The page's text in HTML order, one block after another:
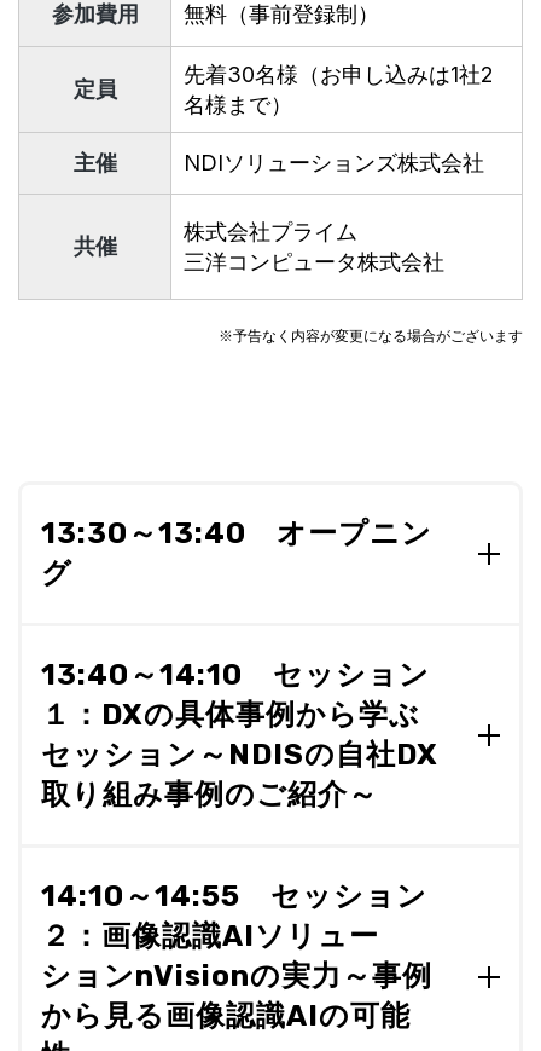
参加費用 無料（事前登録制）
定員
先着30名様（お申し込みは1社2
名様まで）
主催 NDIソリューションズ株式会社
共催
株式会社プライム
三洋コンピュータ株式会社
※予告なく内容が変更になる場合がございます
13:30～13:40 オープニン
グ
（飲み物準備など）など
13:40～14:10 セッション
１：DXの具体事例から学ぶ
セッション～NDISの自社DX
取り組み事例のご紹介～
果的なDX推進を行い、お客様には自社が率先して体
験したソリューションを提供しています。また、自
社内で実践したツールや方法論を通じて、お客様へ
の提案と実践をシンクロさせ、信頼性の高いDXパー
トナーとなっています。
本セッションでは、業務見える化や標準化・効率
14:10～14:55 セッション
２：画像認識AIソリュー
ションnVisionの実力～事例
から見る画像認識AIの可能